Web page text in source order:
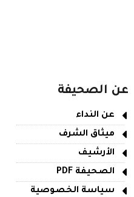
عن الصحيفة
عن النداء
ميثاق الشرف
الأرشيف
الصحيفة PDF
سياسة الخصوصية